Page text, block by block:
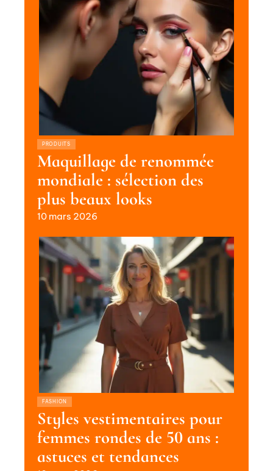
PRODUITS
Maquillage de renommée
mondiale : sélection des
plus beaux looks
10 mars 2026
FASHION
Styles vestimentaires pour
femmes rondes de 50 ans :
astuces et tendances